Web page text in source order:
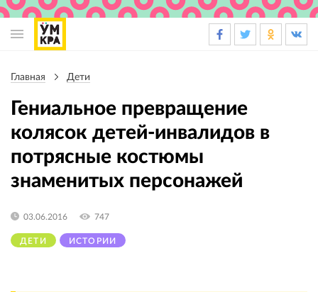
навигации
Главная Дети
Гениальное превращение
колясок детей-инвалидов в
потрясные костюмы
знаменитых персонажей
ДЕТИ ИСТОРИИ
03.06.2016 747